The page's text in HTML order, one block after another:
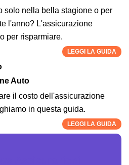
solo nella bella stagione o per
l'anno? L'assicurazione
per risparmiare.
LEGGI LA GUIDA
Auto
il costo dell'assicurazione
in questa guida.
LEGGI LA GUIDA